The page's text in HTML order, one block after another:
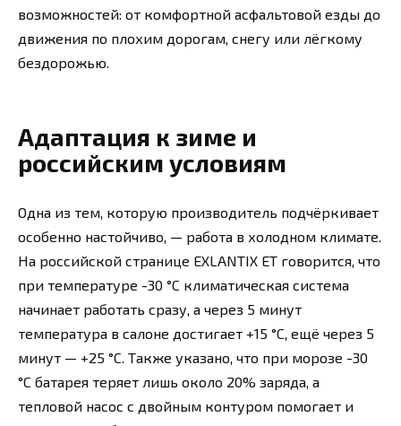
возможностей: от комфортной асфальтовой езды до
движения по плохим дорогам, снегу или лёгкому
бездорожью.
Адаптация к зиме и
российским условиям
Одна из тем, которую производитель подчёркивает
особенно настойчиво, — работа в холодном климате.
На российской странице EXLANTIX ET говорится, что
при температуре -30 °C климатическая система
начинает работать сразу, а через 5 минут
температура в салоне достигает +15 °C, ещё через 5
минут — +25 °C. Также указано, что при морозе -30
°C батарея теряет лишь около 20% заряда, а
тепловой насос с двойным контуром помогает и